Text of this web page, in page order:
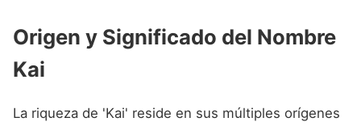
Origen y Significado del Nombre
Kai
La riqueza de 'Kai' reside en sus múltiples orígenes